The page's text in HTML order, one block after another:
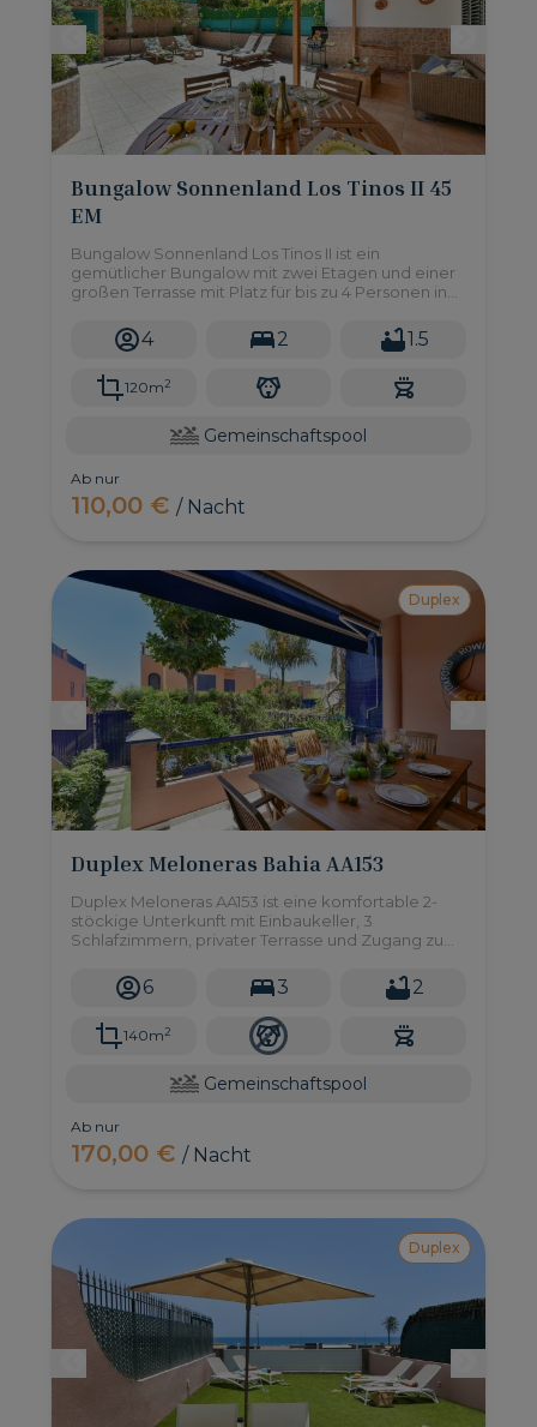
Bungalow Sonnenland Los Tinos II 45
EM
Bungalow Sonnenland Los Tinos II ist ein
gemütlicher Bungalow mit zwei Etagen und einer
großen Terrasse mit Platz für bis zu 4 Personen in
der Insel. 4 2 1.5
120m2
Gemeinschaftspool
Ab nur
110,00 €/ Nacht
Duplex
Duplex Meloneras Bahia AA153
Duplex Meloneras AA153 ist eine komfortable 2-
stöckige Unterkunft mit Einbaukeller, 3
Schlafzimmern, privater Terrasse und Zugang zu
Meloneras, südlich von Gran Canaria.
6 3 2
140m2
Gemeinschaftspool
Ab nur
170,00 €/ Nacht
Duplex